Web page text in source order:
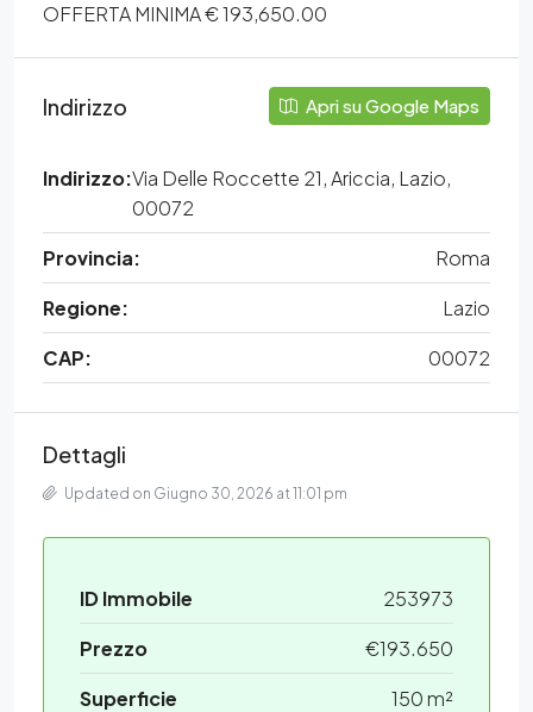
OFFERTA MINIMA € 193,650.00
Indirizzo Apri su Google Maps
Indirizzo:Via Delle Roccette 21, Ariccia, Lazio,
00072
Provincia:
Roma
Regione:
Lazio
CAP:
00072
Dettagli
Updated on Giugno 30, 2026 at 11:01 pm
ID Immobile
253973
Prezzo
€193.650
Superficie
150 m²